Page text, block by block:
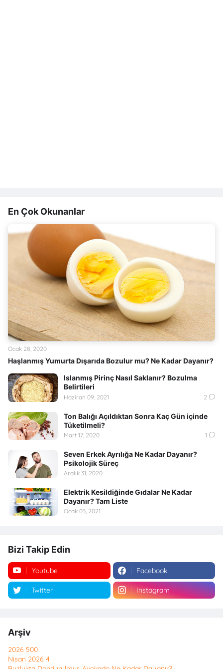
En Çok Okunanlar
Haşlanmış Yumurta Dışarıda Bozulur mu? Ne Kadar Dayanır?
Ocak 28, 2020
Islanmış Pirinç Nasıl Saklanır? Bozulma
Belirtileri
Haziran 09, 2021 2
Ton Balığı Açıldıktan Sonra Kaç Gün içinde
Tüketilmeli?
Mart 17, 2020 1
Seven Erkek Ayrılığa Ne Kadar Dayanır?
Psikolojik Süreç
Aralık 31, 2020
Elektrik Kesildiğinde Gıdalar Ne Kadar
Dayanır? Tam Liste
Ocak 03, 2021
Bizi Takip Edin
Youtube Facebook
Twitter Instagram
Arşiv
2026 500
Nisan 2026 4